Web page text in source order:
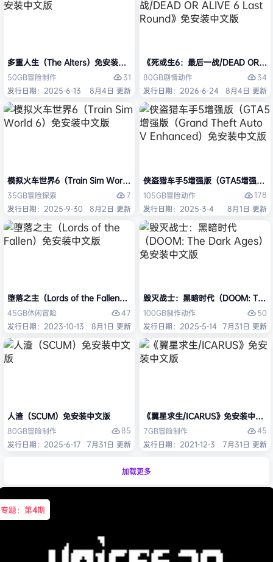
多重人生（The Alters）免安装中文版
50GB冒险制作
31
发行日期：2025-6-13
8月4日 更新
《死或生6：最后一战/DEAD OR
80GB剧情动作
34
发行日期：2026-6-24
8月4日 更新
模拟火车世界6（Train Sim World 6）免安装中文版
35GB冒险探索
7
发行日期：2025-9-30
8月2日 更新
侠盗猎车手5增强版（GTA5增强版
105GB冒险动作
178
发行日期：2025-3-4
8月1日 更新
堕落之主（Lords of the Fallen）免安装中文版
45GB休闲冒险
47
发行日期：2023-10-13
8月1日 更新
毁灭战士：黑暗时代（DOOM: The
100GB制作动作
50
发行日期：2025-5-14 7月31日 更新
人渣（SCUM）免安装中文版
80GB冒险制作
85
发行日期：2025-6-17 7月31日 更新
《翼星求生/ICARUS》免安装中文版
7GB冒险制作
45
发行日期：2021-12-3
7月31日 更新
加载更多
专题：第4期